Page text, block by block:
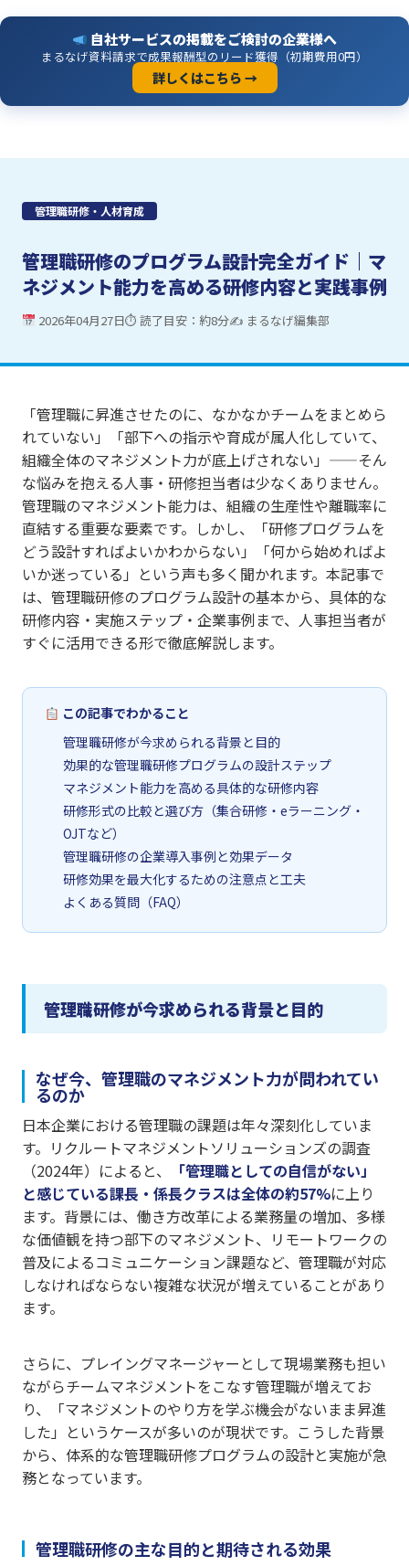
自社サービスの掲載をご検討の企業様へ
まるなげ資料請求で成果報酬型のリード獲得（初期費用0円）
詳しくはこちら →
管理職研修・人材育成
管理職研修のプログラム設計完全ガイド｜マ
ネジメント能力を高める研修内容と実践事例
2026年04月27日⏱ 読了目安：約8分✍ まるなげ編集部
「管理職に昇進させたのに、なかなかチームをまとめら
れていない」「部下への指示や育成が属人化していて、
組織全体のマネジメント力が底上げされない」——そん
な悩みを抱える人事・研修担当者は少なくありません。
管理職のマネジメント能力は、組織の生産性や離職率に
直結する重要な要素です。しかし、「研修プログラムを
どう設計すればよいかわからない」「何から始めればよ
いか迷っている」という声も多く聞かれます。本記事で
は、管理職研修のプログラム設計の基本から、具体的な
研修内容・実施ステップ・企業事例まで、人事担当者が
すぐに活用できる形で徹底解説します。
この記事でわかること
管理職研修が今求められる背景と目的
効果的な管理職研修プログラムの設計ステップ
マネジメント能力を高める具体的な研修内容
研修形式の比較と選び方（集合研修・eラーニング・
OJTなど）
管理職研修の企業導入事例と効果データ
研修効果を最大化するための注意点と工夫
よくある質問（FAQ）
管理職研修が今求められる背景と目的
なぜ今、管理職のマネジメント力が問われてい
るのか
日本企業における管理職の課題は年々深刻化していま
す。リクルートマネジメントソリューションズの調査
（2024年）によると、
「管理職としての自信がない」
と感じている課長・係長クラスは全体の約57%に上り
ます。背景には、働き方改革による業務量の増加、多様
な価値観を持つ部下のマネジメント、リモートワークの
普及によるコミュニケーション課題など、管理職が対応
しなければならない複雑な状況が増えていることがあり
ます。
さらに、プレイングマネージャーとして現場業務も担い
ながらチームマネジメントをこなす管理職が増えてお
り、「マネジメントのやり方を学ぶ機会がないまま昇進
した」というケースが多いのが現状です。こうした背景
から、体系的な管理職研修プログラムの設計と実施が急
務となっています。
管理職研修の主な目的と期待される効果